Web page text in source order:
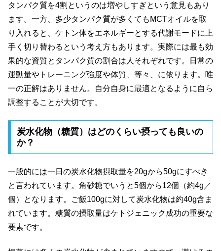
タンパク質を4割というのは増やしすぎという意見もあり
ます。一方、多少タンパク質が多くてもMCTオイルを取
り入れると、ケトン体をエネルギーとする代謝モードに上
手く切り替わるという考え方もあります。実際には最も効
果的な資質とタンパク質の割合は人それぞれです。日常の
運動量やトレーニング強度や体質、等々、に依ります。唯
一の正解はありません。自分自身に最適となるように自ら
調整することが大切です。
炭水化物（糖質）はどのくらい摂っても良いの
か？
一般的には一日の炭水化物摂取量を20gから50gにすべき
と言われています。角砂糖でいうと5個から12個（約4g／
個）となります。ご飯100gに対して炭水化物は約40g含ま
れています。糖質の摂取量はケトジェニック成功の重要な
要素です。